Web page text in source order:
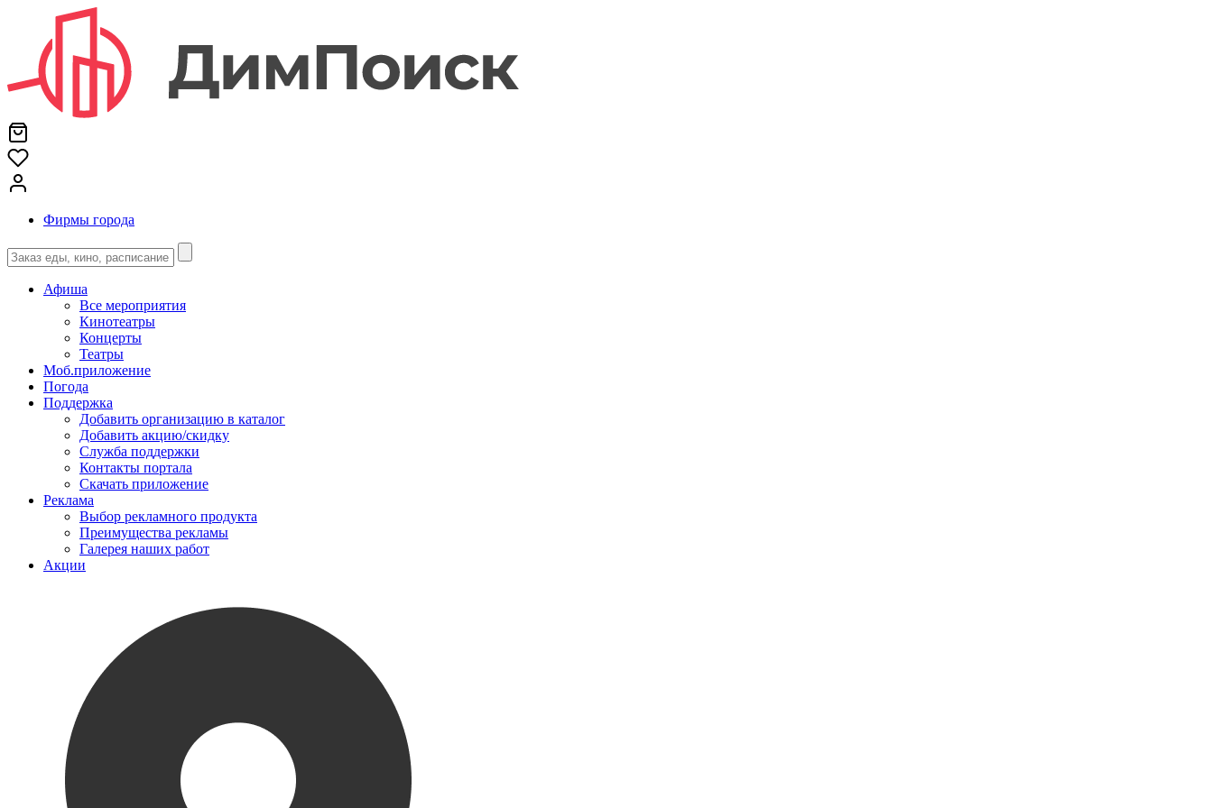
Фирмы города
Афиша
Все мероприятия
Кинотеатры
Концерты
Театры
Моб.приложение
Погода
Поддержка
Добавить организацию в каталог
Добавить акцию/скидку
Служба поддержки
Контакты портала
Скачать приложение
Реклама
Выбор рекламного продукта
Преимущества рекламы
Галерея наших работ
Акции